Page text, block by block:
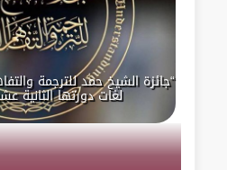
“جائزة الشيخ حمد للترجمة
لغات دورتها الثانية